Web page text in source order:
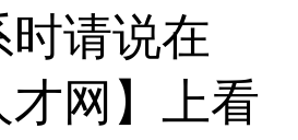
请说在
才网】上看